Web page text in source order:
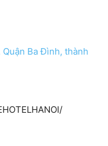
Ba Đình, thành